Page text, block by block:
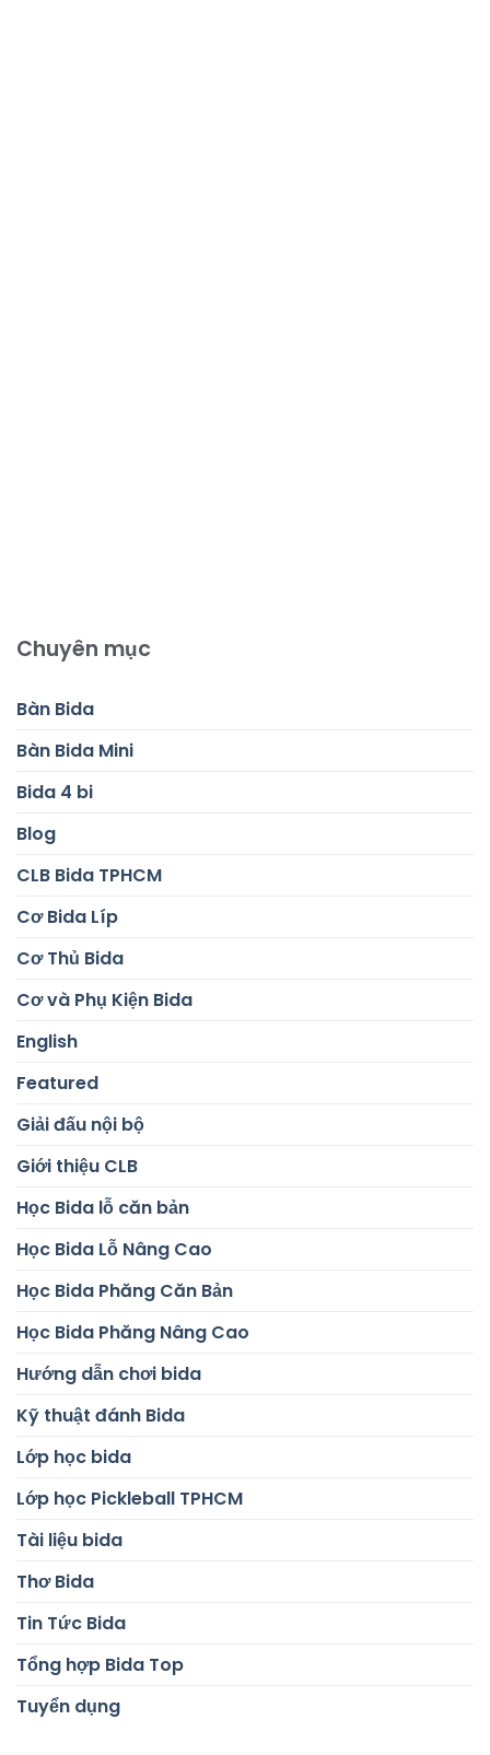
Chuyên mục
Bàn Bida
Bàn Bida Mini
Bida 4 bi
Blog
CLB Bida TPHCM
Cơ Bida Líp
Cơ Thủ Bida
Cơ và Phụ Kiện Bida
English
Featured
Giải đấu nội bộ
Giới thiệu CLB
Học Bida lỗ căn bản
Học Bida Lỗ Nâng Cao
Học Bida Phăng Căn Bản
Học Bida Phăng Nâng Cao
Hướng dẫn chơi bida
Kỹ thuật đánh Bida
Lớp học bida
Lớp học Pickleball TPHCM
Tài liệu bida
Thơ Bida
Tin Tức Bida
Tổng hợp Bida Top
Tuyển dụng